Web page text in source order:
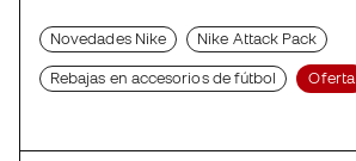
Novedades Nike Nike Attack Pack
Rebajas en accesorios de fútbol Oferta